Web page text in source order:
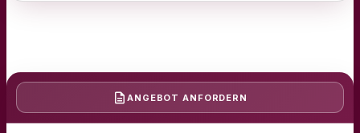
ANGEBOT ANFORDERN